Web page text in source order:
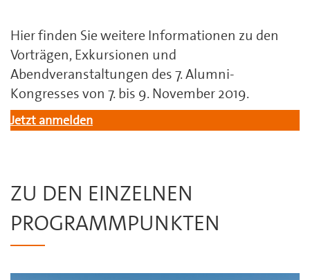
Hier finden Sie weitere Informationen zu den
Vorträgen, Exkursionen und
Abendveranstaltungen des 7. Alumni-
Kongresses von 7. bis 9. November 2019.
Jetzt anmelden
ZU DEN EINZELNEN
PROGRAMMPUNKTEN